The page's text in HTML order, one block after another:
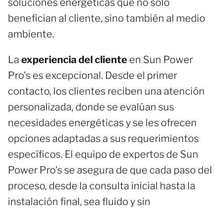
soluciones energéticas que no solo
benefician al cliente, sino también al medio
ambiente.
La experiencia del cliente en Sun Power
Pro's es excepcional. Desde el primer
contacto, los clientes reciben una atención
personalizada, donde se evalúan sus
necesidades energéticas y se les ofrecen
opciones adaptadas a sus requerimientos
específicos. El equipo de expertos de Sun
Power Pro's se asegura de que cada paso del
proceso, desde la consulta inicial hasta la
instalación final, sea fluido y sin